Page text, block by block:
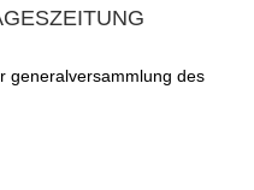
generalversammlung des